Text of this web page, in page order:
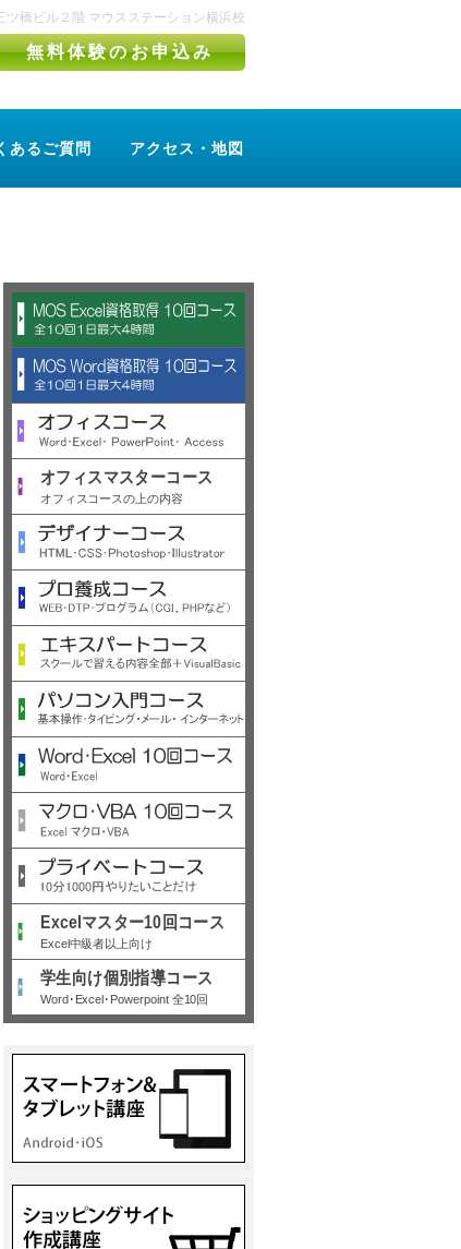
橋ビル２階 マウスステーション横浜校
無料体験のお申込み
あるご質問 アクセス・地図
オフィスマスターコース
オフィスコースの上の内容
Excelマスター10回コース
Excel中級者以上向け
学生向け個別指導コース
Word･Excel･Powerpoint 全10回